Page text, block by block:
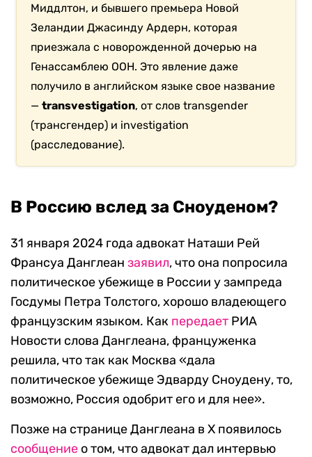
Миддлтон, и бывшего премьера Новой
Зеландии Джасинду Ардерн, которая
приезжала с новорожденной дочерью на
Генассамблею ООН. Это явление даже
получило в английском языке свое название
—transvestigation, от слов transgender
(трансгендер) и investigation
(расследование).
В Россию вслед за Сноуденом?
31 января 2024 года адвокат Наташи Рей
Франсуа Данглеан заявил, что она попросила
политическое убежище в России у зампреда
Госдумы Петра Толстого, хорошо владеющего
французским языком. Как передает РИА
Новости слова Данглеана, француженка
решила, что так как Москва «дала
политическое убежище Эдварду Сноудену, то,
возможно, Россия одобрит его и для нее».
Позже на странице Данглеана в X появилось
сообщение о том, что адвокат дал интервью